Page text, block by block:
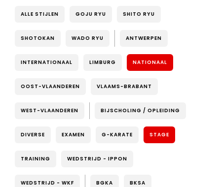
ALLE STIJLEN GOJU RYU SHITO RYU
SHOTOKAN WADO RYU ANTWERPEN
INTERNATIONAAL LIMBURG NATIONAAL
OOST-VLAANDEREN VLAAMS-BRABANT
WEST-VLAANDEREN BIJSCHOLING / OPLEIDING
DIVERSE EXAMEN G-KARATE STAGE
TRAINING WEDSTRIJD - IPPON
WEDSTRIJD - WKF BGKA BKSA